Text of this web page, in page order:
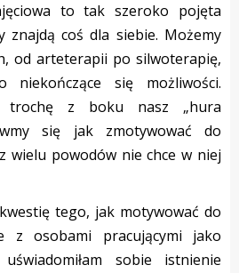
to tak szeroko pojęta
znajdą coś dla siebie. Możemy
od arteterapii po silwoterapię,
się możliwości.
trochę z boku nasz „hura
się jak zmotywować do
wielu powodów nie chce w niej
tego, jak motywować do
z osobami pracującymi jako
sobie istnienie